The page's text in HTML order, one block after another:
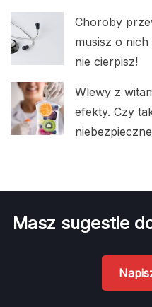
Choroby
musisz o
nie cierpisz!
Wlewy z
efekty. Czy
Masz sugestie